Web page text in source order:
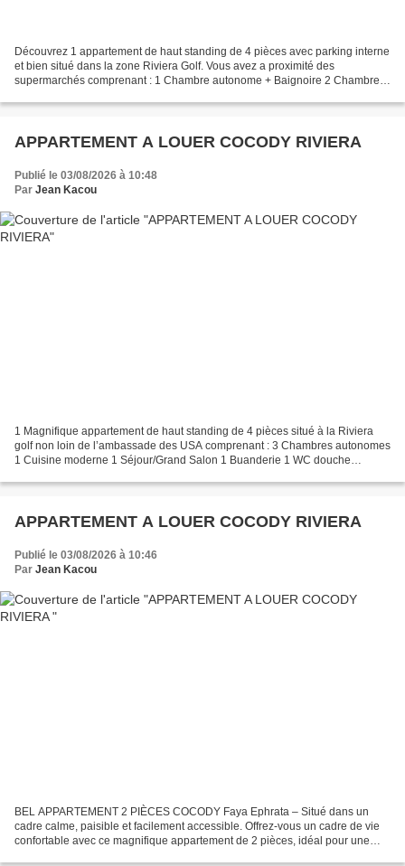
Découvrez 1 appartement de haut standing de 4 pièces avec parking interne
et bien situé dans la zone Riviera Golf. Vous avez a proximité des
supermarchés comprenant : 1 Chambre autonome + Baignoire 2 Chambres
APPARTEMENT A LOUER COCODY RIVIERA
Publié le 03/08/2026 à 10:48
Par Jean Kacou
1 Magnifique appartement de haut standing de 4 pièces situé à la Riviera
golf non loin de l’ambassade des USA comprenant : 3 Chambres autonomes
1 Cuisine moderne 1 Séjour/Grand Salon 1 Buanderie 1 WC douche
APPARTEMENT A LOUER COCODY RIVIERA
Publié le 03/08/2026 à 10:46
Par Jean Kacou
BEL APPARTEMENT 2 PIÈCES COCODY Faya Ephrata – Situé dans un
cadre calme, paisible et facilement accessible. Offrez-vous un cadre de vie
confortable avec ce magnifique appartement de 2 pièces, idéal pour une